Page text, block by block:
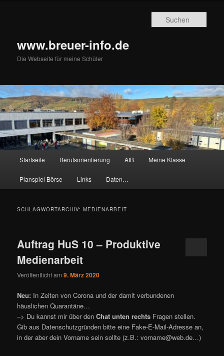
www.breuer-info.de
Die Webseite für meine Schüler
Startseite Berufsorientierung AIB Meine Klasse
Planspiel Börse Links Daten…
SCHLAGWORTARCHIV:MEDIENARBEIT
Auftrag HuS 10 – Produktive
Medienarbeit
Veröffentlicht am9. März 2020
Neu: In Zeiten von Corona und der damit verbundenen
häuslichen Quarantäne…
–> Du kannst mir über denChat unten rechts Fragen stellen.
Gib aus Datenschutzgründen bitte eine Fake-E-Mail-Adresse an,
in der aber dein Vorname sein sollte (z.B.: vorname@web.de…)